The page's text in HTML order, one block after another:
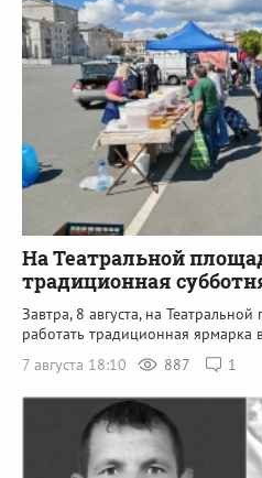
На Театральной
традиционная
Завтра, 8 августа, на
работать традиционная ярмарка
7 августа 18:10
887 1